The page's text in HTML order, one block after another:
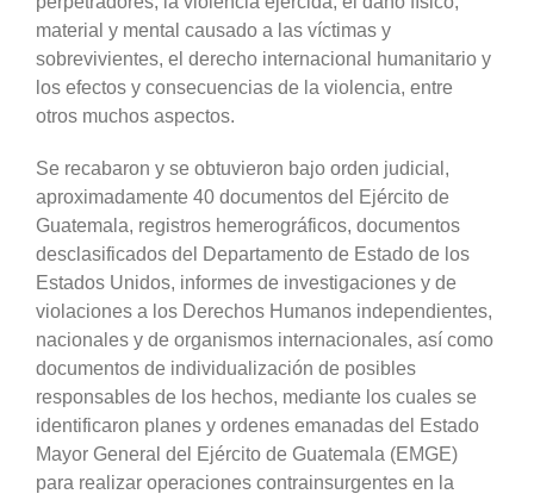
material y mental causado a las víctimas y
sobrevivientes, el derecho internacional humanitario y
los efectos y consecuencias de la violencia, entre
otros muchos aspectos.
Se recabaron y se obtuvieron bajo orden judicial,
aproximadamente 40 documentos del Ejército de
Guatemala, registros hemerográficos, documentos
desclasificados del Departamento de Estado de los
Estados Unidos, informes de investigaciones y de
violaciones a los Derechos Humanos independientes,
nacionales y de organismos internacionales, así como
documentos de individualización de posibles
responsables de los hechos, mediante los cuales se
identificaron planes y ordenes emanadas del Estado
Mayor General del Ejército de Guatemala (EMGE)
para realizar operaciones contrainsurgentes en la